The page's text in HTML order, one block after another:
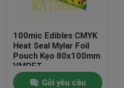
Liên hệ với chúng tôi
Tin tức
Các vụ án
100mic Edibles CMYK
Heat Seal Mylar Foil
Pouch Kẹo 80x100mm
VMPET
Gửi yêu cầu